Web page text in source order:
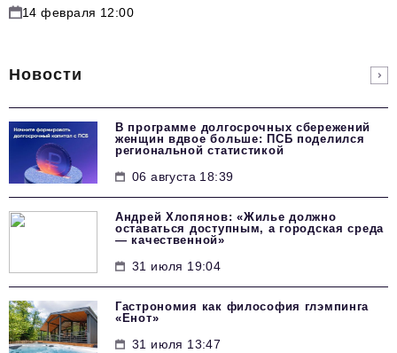
14 февраля 12:00
Новости
В программе долгосрочных сбережений
женщин вдвое больше: ПСБ поделился
региональной статистикой
06 августа 18:39
Андрей Хлопянов: «Жилье должно
оставаться доступным, а городская среда
— качественной»
31 июля 19:04
Гастрономия как философия глэмпинга
«Енот»
31 июля 13:47